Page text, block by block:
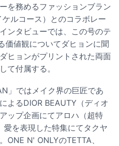
を務めるファッションブラン
ケルコース）とのコラボレー
ンタビューでは、この号のテ
価値観についてダヒョンに聞
ヒョンがプリントされた両面
て付属する。
」ではメイク界の巨匠であ
よるDIOR BEAUTY（ディオ
ップ企画にてアロハ（超特
を表現した特集にてタクヤ
ONE N' ONLYのTETTA、